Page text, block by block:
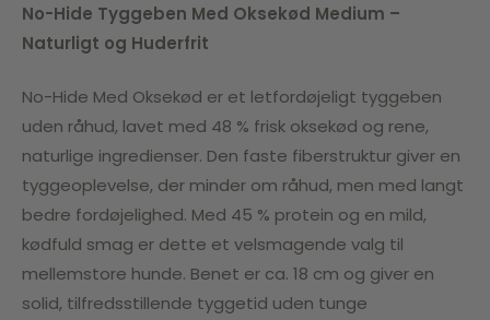
No-Hide Tyggeben Med Oksekød Medium –
Naturligt og Huderfrit
No-Hide Med Oksekød er et letfordøjeligt tyggeben
uden råhud, lavet med 48 % frisk oksekød og rene,
naturlige ingredienser. Den faste fiberstruktur giver en
tyggeoplevelse, der minder om råhud, men med langt
bedre fordøjelighed. Med 45 % protein og en mild,
kødfuld smag er dette et velsmagende valg til
mellemstore hunde. Benet er ca. 18 cm og giver en
solid, tilfredsstillende tyggetid uden tunge